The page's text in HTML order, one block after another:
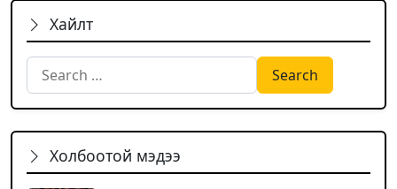
Хайлт
Search for:
Холбоотой мэдээ